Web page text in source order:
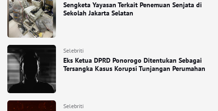
Sengketa Yayasan Terkait Penemuan Senjata di
Sekolah Jakarta Selatan
Selebriti
Eks Ketua DPRD Ponorogo Ditentukan Sebagai
Tersangka Kasus Korupsi Tunjangan Perumahan
Selebriti